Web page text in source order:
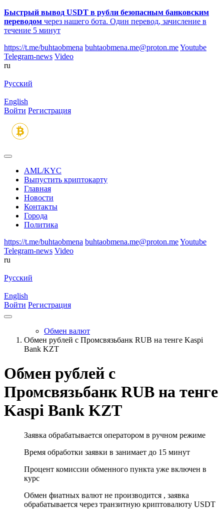
Быстрый вывод USDT в рубли безопасным банковским
переводом через нашего бота. Один перевод, зачисление в
течение 5 минут
https://t.me/buhtaobmena buhtaobmena.me@proton.meYoutube
Telegram-news Video
ru
Русский
English
Войти Регистрация
AML/KYC
Выпустить криптокарту
Главная
Новости
Контакты
Города
Политика
https://t.me/buhtaobmena buhtaobmena.me@proton.meYoutube
Telegram-news Video
ru
Русский
English
Войти Регистрация
Обмен валют
Обмен рублей с Промсвязьбанк RUB на тенге Kaspi
Bank KZT
Обмен рублей с
Промсвязьбанк RUB на тенге
Kaspi Bank KZT
Заявка обрабатывается оператором в ручном режиме
Время обработки заявки в занимает до 15 минут
Процент комиссии обменного пункта уже включен в
курс
Обмен фиатных валют не производится , заявка
обрабатывается через транзитную криптовалюту USDT